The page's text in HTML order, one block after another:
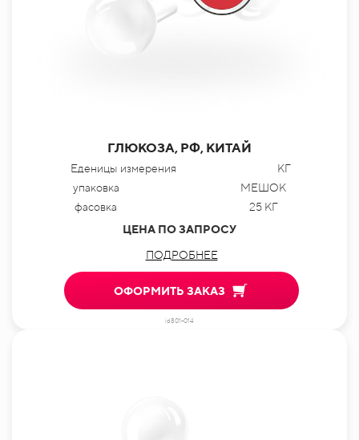
ГЛЮКОЗА, РФ, КИТАЙ
Еденицы измерения
КГ
упаковка
МЕШОК
фасовка
25 КГ
ЦЕНА ПО ЗАПРОСУ
ПОДРОБНЕЕ
ОФОРМИТЬ ЗАКАЗ
id801-014